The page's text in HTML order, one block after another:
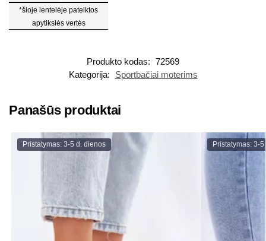
*šioje lentelėje pateiktos
apytikslės vertės
Produkto kodas: 72569
Kategorija:
Sportbačiai moterims
Panašūs produktai
Pristatymas: 3-5 d. dienos Pristatymas: 3-